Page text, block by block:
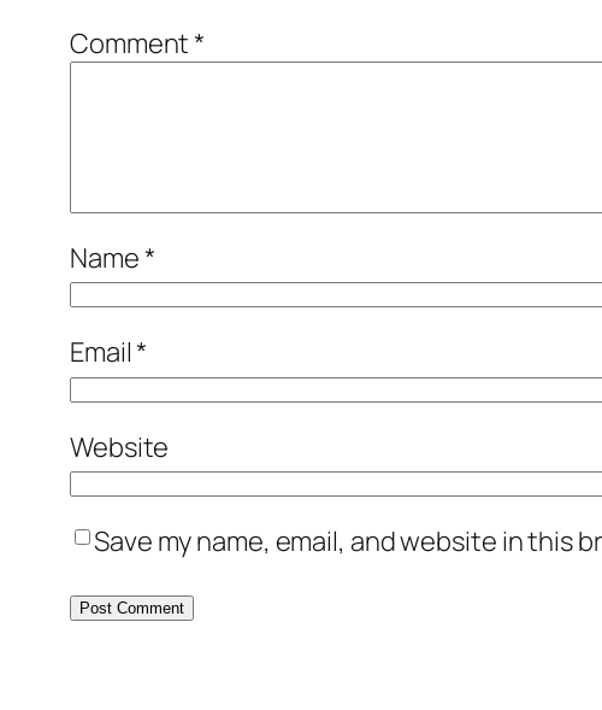
Comment*
Name*
Email*
Website
Save my name, email, and website in this